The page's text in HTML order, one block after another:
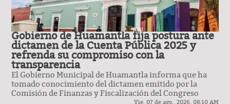
Gobierno de Huamantla fija postura ante
dictamen de la Cuenta Pública 2025 y
refrenda su compromiso con la
transparencia
El Gobierno Municipal de Huamantla informa que ha
tomado conocimiento del dictamen emitido por la
Comisión de Finanzas y Fiscalización del Congreso
Vie. 07 de ago., 2026. 08:10 AM